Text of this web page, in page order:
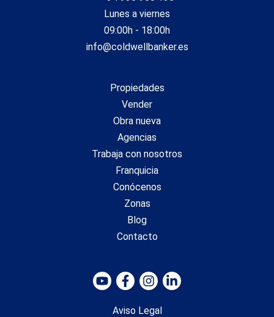
Lunes a viernes
09:00h - 18:00h
info@coldwellbanker.es
Propiedades
Vender
Obra nueva
Agencias
Trabaja con nosotros
Franquicia
Conócenos
Zonas
Blog
Contacto
Aviso Legal